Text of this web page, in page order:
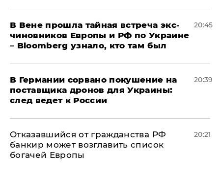
В Вене прошла тайная встреча экс-
чиновников Европы и РФ по Украине
– Bloomberg узнало, кто там был
20:45
​В Германии сорвано покушение на
поставщика дронов для Украины:
след ведет к России
20:39
Отказавшийся от гражданства РФ
банкир может возглавить список
богачей Европы
20:21